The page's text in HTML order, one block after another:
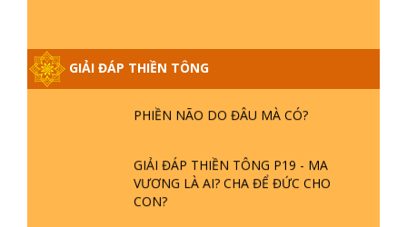
GIẢI ĐÁP THIỀN TÔNGGIẢI ĐÁP THIỀN TÔNG ĐẶC BIỆT
PHẦN 20 - BÁC NGUYỄN NHÂN LÀ AI?
PHIỀN NÃO DO ĐÂU MÀ CÓ?
GIẢI ĐÁP THIỀN TÔNG P19 - MA
VƯƠNG LÀ AI? CHA ĐỂ ĐỨC CHO
CON?